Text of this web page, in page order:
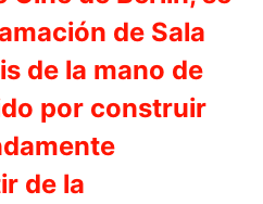
de Sala
de la mano de
por construir
de la